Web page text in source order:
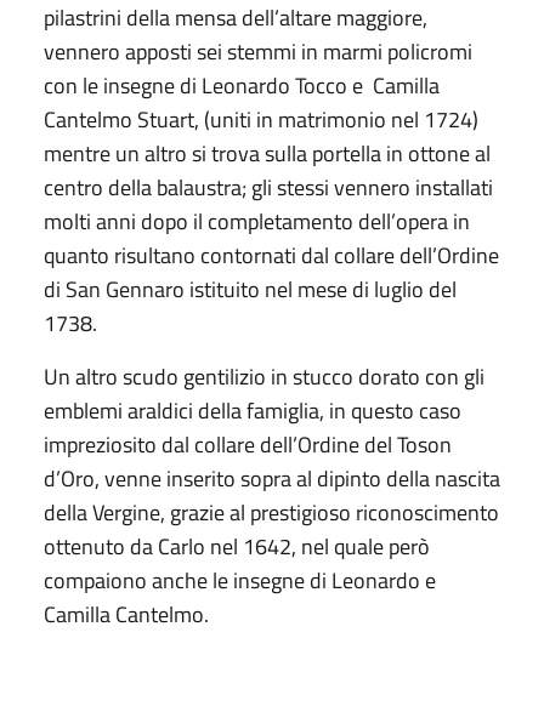
pilastrini della mensa dell’altare maggiore,
vennero apposti sei stemmi in marmi policromi
con le insegne di Leonardo Tocco e Camilla
Cantelmo Stuart, (uniti in matrimonio nel 1724)
mentre un altro si trova sulla portella in ottone al
centro della balaustra; gli stessi vennero installati
molti anni dopo il completamento dell’opera in
quanto risultano contornati dal collare dell’Ordine
di San Gennaro istituito nel mese di luglio del
1738.
Un altro scudo gentilizio in stucco dorato con gli
emblemi araldici della famiglia, in questo caso
impreziosito dal collare dell’Ordine del Toson
d’Oro, venne inserito sopra al dipinto della nascita
della Vergine, grazie al prestigioso riconoscimento
ottenuto da Carlo nel 1642, nel quale però
compaiono anche le insegne di Leonardo e
Camilla Cantelmo.